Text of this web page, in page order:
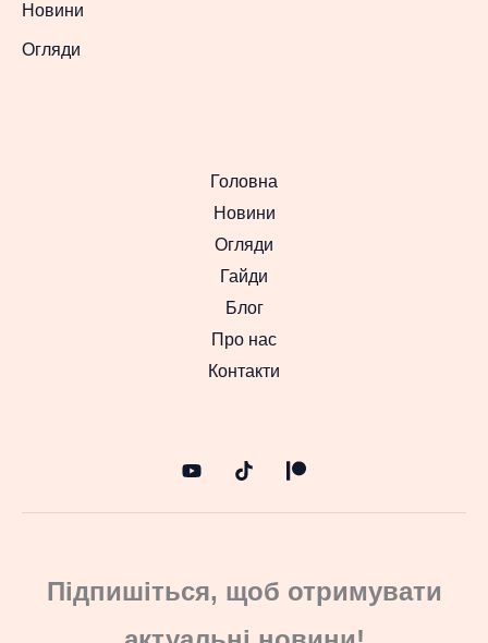
Новини
Огляди
Головна
Новини
Огляди
Гайди
Блог
Про нас
Контакти
Підпишіться, щоб отримувати